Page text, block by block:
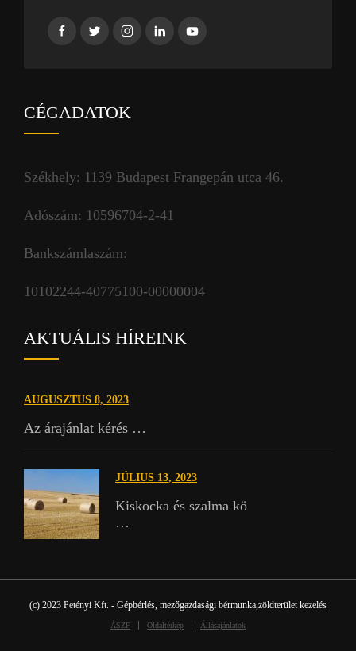
CÉGADATOK
Székhely: 1139 Budapest Frangepán utca 46.
Adószám: 10596704-2-41
Bankszámlaszám:
10102244-40775100-00000004
AKTUÁLIS HÍREINK
AUGUSZTUS 8, 2023
Az árajánlat kérés …
JÚLIUS 13, 2023
Kiskocka és szalma kö
…
(c) 2023 Petényi Kft. - Gépbérlés, mezőgazdasági bérmunka,zöldterület kezelés
ÁSZF Oldaltérkép Állásajánlatok